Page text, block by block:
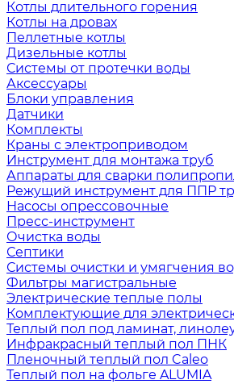
Котлы длительного горения
Котлы на дровах
Пеллетные котлы
Дизельные котлы
Системы от протечки воды
Аксессуары
Блоки управления
Датчики
Комплекты
Краны с электроприводом
Инструмент для монтажа труб
Аппараты для сварки
Режущий инструмент для ППР
Насосы опрессовочные
Пресс-инструмент
Очистка воды
Септики
Системы очистки и умягчения
Фильтры магистральные
Электрические теплые полы
Комплектующие для
Теплый пол под ламинат,
Инфракрасный теплый пол ПНК
Пленочный теплый пол Caleo
Теплый пол на фольге ALUMIA